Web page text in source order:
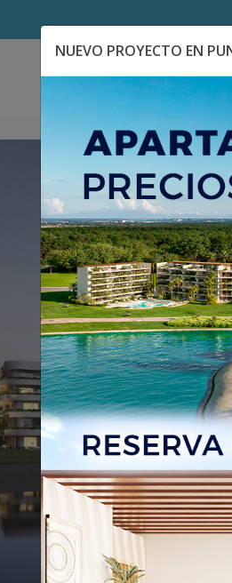
Explora Propiedades
NUEVO PROYECTO EN